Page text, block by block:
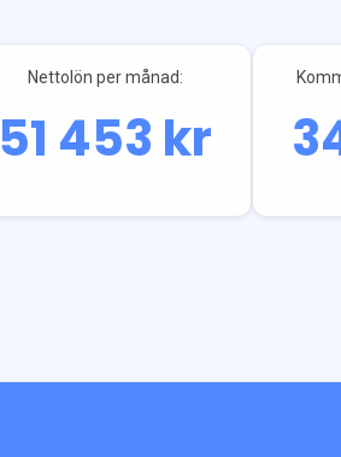
Nettolön per månad:
51 453 kr